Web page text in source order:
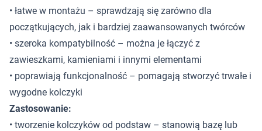
• łatwe w montażu – sprawdzają się zarówno dla
początkujących, jak i bardziej zaawansowanych twórców
• szeroka kompatybilność – można je łączyć z
zawieszkami, kamieniami i innymi elementami
• poprawiają funkcjonalność – pomagają stworzyć trwałe i
wygodne kolczyki
Zastosowanie:
• tworzenie kolczyków od podstaw – stanowią bazę lub